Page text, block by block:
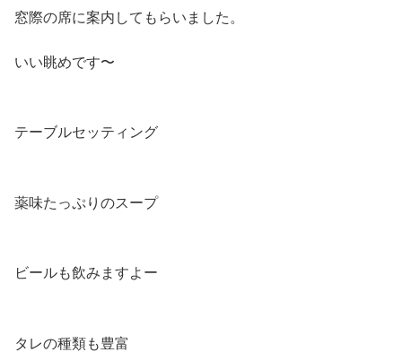
窓際の席に案内してもらいました。
いい眺めです〜
テーブルセッティング
薬味たっぷりのスープ
ビールも飲みますよー
タレの種類も豊富